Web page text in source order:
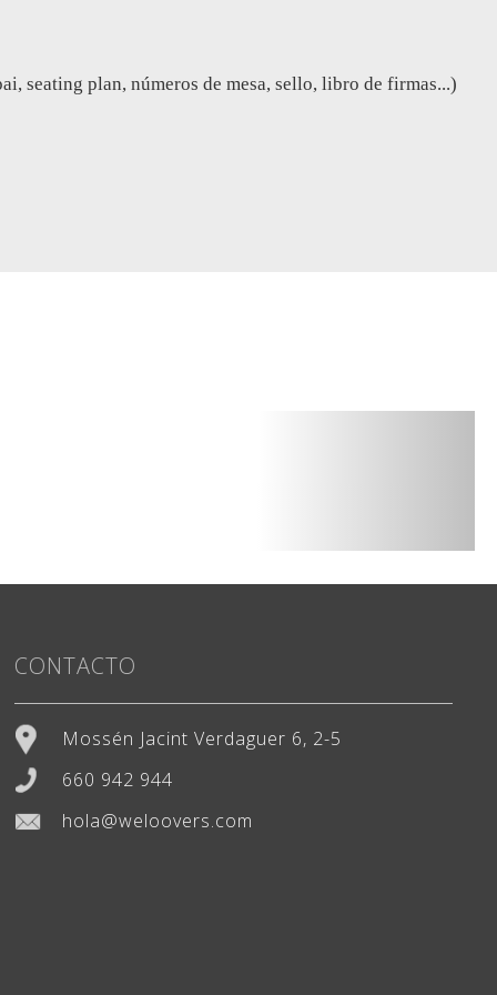
seating plan, números de mesa, sello, libro de firmas...)
CONTACTO
Mossén Jacint Verdaguer 6, 2-5
660 942 944
hola@weloovers.com